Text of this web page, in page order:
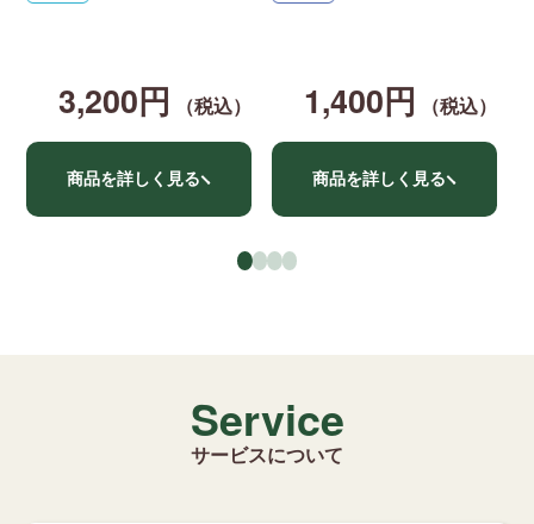
3,200円 （税込）
商品を詳しく見る
1,400円 （税込）
商品を詳しく見る
● ● ● ●
Service
サービスについて